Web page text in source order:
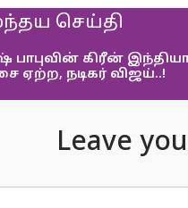
செய்தி
பாபுவின் கிரீன்
ஏற்ற, நடிகர் விஜய்..!
Leave